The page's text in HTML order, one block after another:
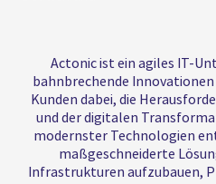
Actonic ist ein agiles IT-
bahnbrechende
Kunden dabei, die
und der digitalen
modernster Technologien
maßgeschneiderte
Infrastrukturen aufzubauen,